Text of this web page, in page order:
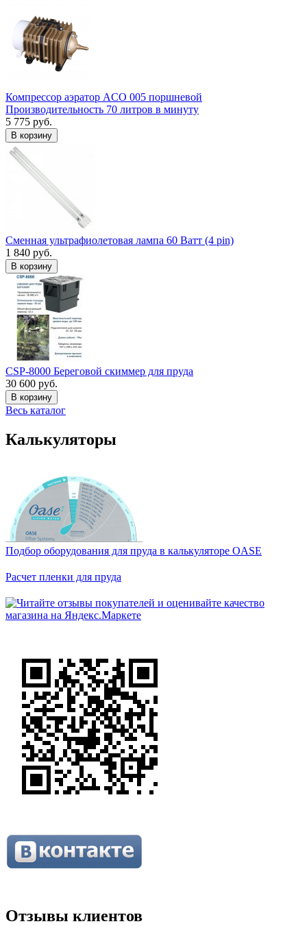
Компрессор аэратор ACO 005 поршневой
Производительность 70 литров в минуту
5 775 руб.
В корзину
Сменная ультрафиолетовая лампа 60 Ватт (4 pin)
1 840 руб.
В корзину
CSP-8000 Береговой скиммер для пруда
30 600 руб.
В корзину
Весь каталог
Калькуляторы
Подбор оборудования для пруда в калькуляторе OASE
Расчет пленки для пруда
Отзывы клиентов